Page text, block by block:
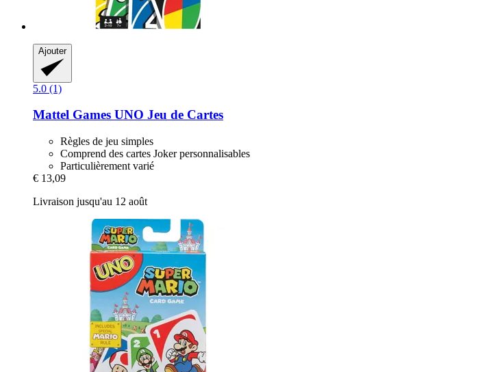
Ajouter
5.0 (1)
Mattel Games UNO Jeu de Cartes
Règles de jeu simples
Comprend des cartes Joker personnalisables
Particulièrement varié
€ 13,09
Livraison jusqu'au 12 août